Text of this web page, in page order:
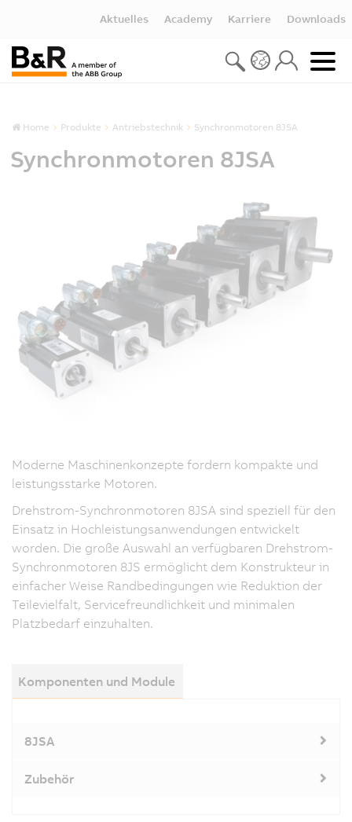
Aktuelles Academy Karriere Downloads
Home Produkte Antriebstechnik Synchronmotoren 8JSA
Synchronmotoren 8JSA
Moderne Maschinenkonzepte fordern kompakte und
leistungsstarke Motoren.
Drehstrom-Synchronmotoren 8JSA sind speziell für den
Einsatz in Hochleistungsanwendungen entwickelt
worden. Die große Auswahl an verfügbaren Drehstrom-
Synchronmotoren 8JS ermöglicht dem Konstrukteur in
einfacher Weise Randbedingungen wie Reduktion der
Teilevielfalt, Servicefreundlichkeit und minimalen
Platzbedarf einzuhalten.
Komponenten und Module
8JSA
Zubehör